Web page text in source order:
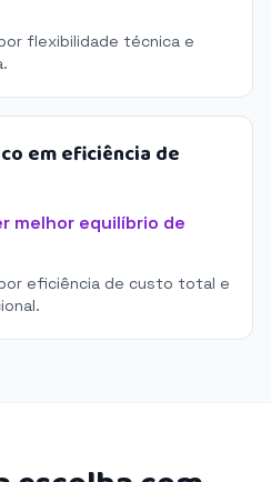
flexibilidade técnica e
em eficiência de
melhor equilíbrio de
eficiência de custo total e